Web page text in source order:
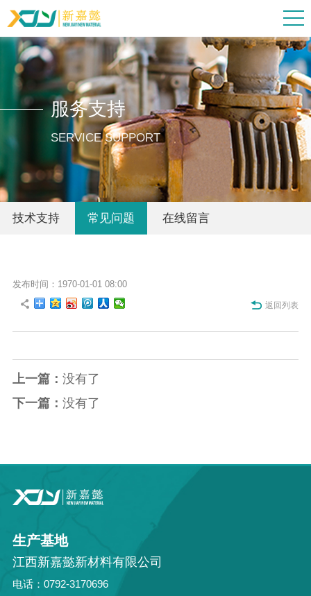
服务支持
SERVICE SUPPORT
技术支持 常见问题 在线留言
发布时间：1970-01-01 08:00
返回列表
上一篇： 没有了
下一篇： 没有了
生产基地
江西新嘉懿新材料有限公司
电话：0792-3170696